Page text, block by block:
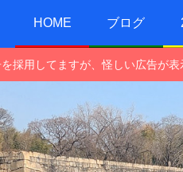
HOME ブログ
採用してますが、怪しい広告が